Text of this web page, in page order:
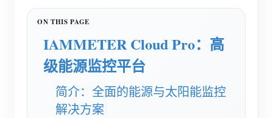
三相 Wi-Fi 电能表 (WEM3080T)
三相 Wi-Fi 电能表 (WEM3050T)
WiFi 功率控制器
IAMMETER Cloud Pro
IAMMETER Cloud Pro：高
级能源监控平台
简介：全面的能源与太阳能监控
解决方案